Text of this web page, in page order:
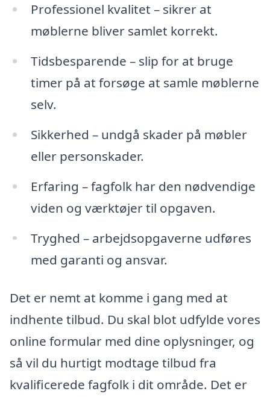
Professionel kvalitet – sikrer at
møblerne bliver samlet korrekt.
Tidsbesparende – slip for at bruge
timer på at forsøge at samle møblerne
selv.
Sikkerhed – undgå skader på møbler
eller personskader.
Erfaring – fagfolk har den nødvendige
viden og værktøjer til opgaven.
Tryghed – arbejdsopgaverne udføres
med garanti og ansvar.
Det er nemt at komme i gang med at
indhente tilbud. Du skal blot udfylde vores
online formular med dine oplysninger, og
så vil du hurtigt modtage tilbud fra
kvalificerede fagfolk i dit område. Det er